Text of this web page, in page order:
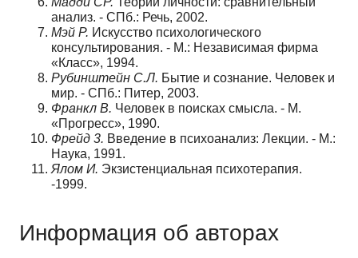
анализ. - СПб.: Речь, 2002.
Мэй Р. Искусство психологического
консультирования. - М.: Независимая фир­ма
«Класс», 1994.
Рубинштейн С.Л. Бытие и сознание. Человек и
мир. - СПб.: Питер, 2003.
Франкл В. Человек в поисках смысла. - М.
«Прогресс», 1990.
Фрейд 3. Введение в психоанализ: Лекции. - М.:
Наука, 1991.
Ялом И. Экзистенциальная психотерапия.
-1999.
Информация об авторах